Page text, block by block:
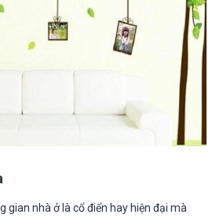
gian nhà ở là cổ điển hay hiện đại mà